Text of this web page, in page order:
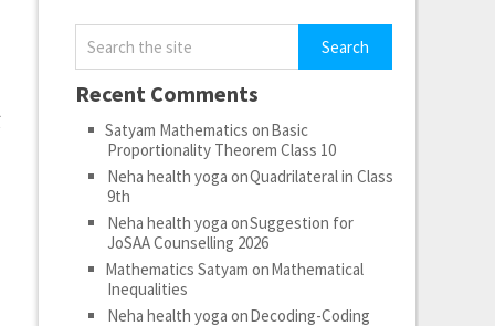
Recent Comments
Satyam Mathematics onBasic
Proportionality Theorem Class 10
Neha health yoga onQuadrilateral in Class
9th
Neha health yoga onSuggestion for
JoSAA Counselling 2026
Mathematics Satyam onMathematical
Inequalities
Neha health yoga onDecoding-Coding